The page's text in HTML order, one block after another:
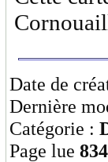
Date de
Dernière
Catégorie :
Page lue